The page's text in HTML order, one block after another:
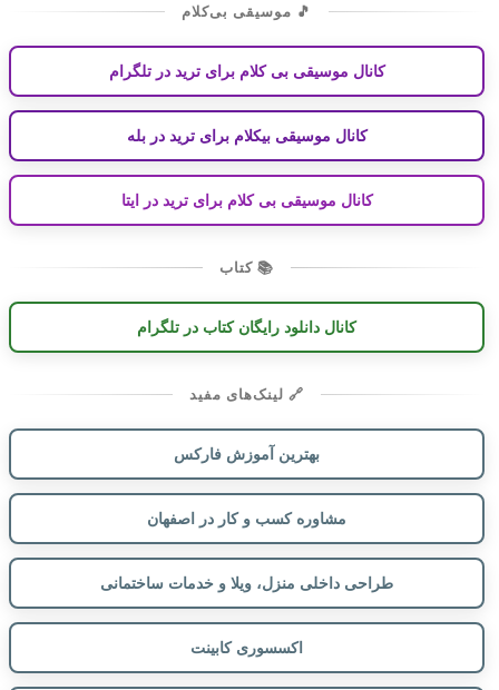
🎵 موسیقی بی‌کلام
کانال موسیقی بی کلام برای ترید در تلگرام
کانال موسیقی بیکلام برای ترید در بله
کانال موسیقی بی کلام برای ترید در ایتا
📚 کتاب
کانال دانلود رایگان کتاب در تلگرام
🔗 لینک‌های مفید
بهترین آموزش فارکس
مشاوره کسب و کار در اصفهان
طراحی داخلی منزل، ویلا و خدمات ساختمانی
اکسسوری کابینت